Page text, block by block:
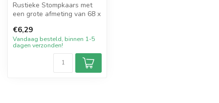
Rustieke Stompkaars met
een grote afmeting van 68 x
Rood...
€6,29
Vandaag besteld, binnen 1-5
dagen verzonden!